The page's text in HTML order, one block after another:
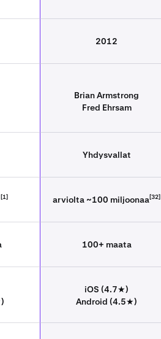
2012
Brian Armstrong
Fred Ehrsam
Yhdysvallat
[1] arviolta ~100 miljoonaa[32]
100+ maata
iOS (4.7★)
Android (4.5★)